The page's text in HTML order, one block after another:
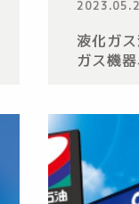
液化ガ
ガス機